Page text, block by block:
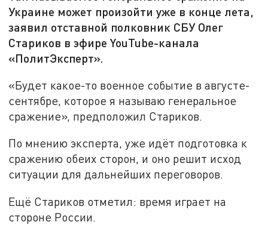
Украине может произойти уже в конце лета,
заявил отставной полковник СБУ Олег
Стариков в эфире YouTube-канала
«ПолитЭксперт».
«Будет какое-то военное событие в августе-
сентябре, которое я называю генеральное
сражение», предположил Стариков.
По мнению эксперта, уже идёт подготовка к
сражению обеих сторон, и оно решит исход
ситуации для дальнейших переговоров.
Ещё Стариков отметил: время играет на
стороне России.